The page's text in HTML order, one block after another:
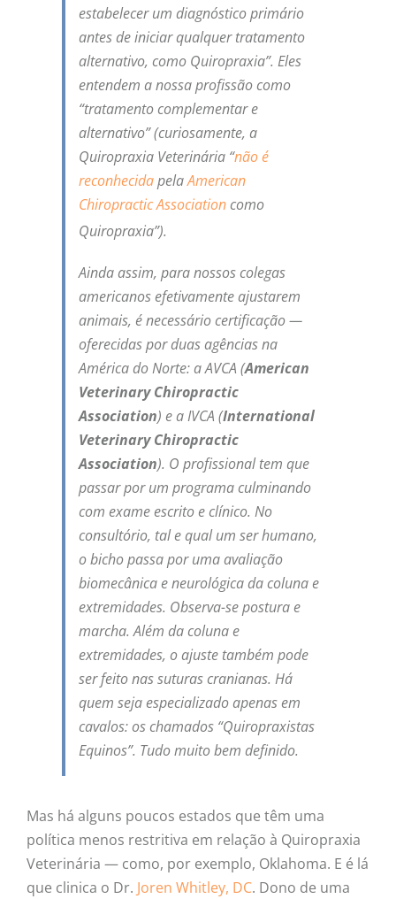
estabelecer um diagnóstico primário
antes de iniciar qualquer tratamento
alternativo, como Quiropraxia”. Eles
entendem a nossa profissão como
“tratamento complementar e
alternativo” (curiosamente, a
Quiropraxia Veterinária “não é
reconhecidapelaAmerican
Chiropractic Associationcomo
Quiropraxia”).
Ainda assim, para nossos colegas
americanos efetivamente ajustarem
animais, é necessário certificação —
oferecidas por duas agências na
América do Norte: a AVCA (American
Veterinary Chiropractic
Association) e a IVCA (International
Veterinary Chiropractic
Association). O profissional tem que
passar por um programa culminando
com exame escrito e clínico. No
consultório, tal e qual um ser humano,
o bicho passa por uma avaliação
biomecânica e neurológica da coluna e
extremidades. Observa-se postura e
marcha. Além da coluna e
extremidades, o ajuste também pode
ser feito nas suturas cranianas. Há
quem seja especializado apenas em
cavalos: os chamados “Quiropraxistas
Equinos”. Tudo muito bem definido.
Mas há alguns poucos estados que têm uma
política menos restritiva em relação à Quiropraxia
Veterinária — como, por exemplo, Oklahoma. E é lá
que clinica o Dr. Joren Whitley, DC. Dono de uma